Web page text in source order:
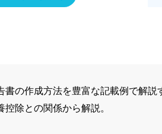
書の作成方法を豊富な記載例で解
除との関係から解説。